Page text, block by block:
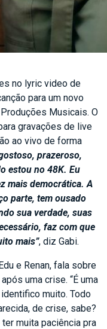
no lyric video de
para um novo
Musicais. O
gravações de live
ao vivo de forma
prazeroso,
estou no 48K. Eu
mais democrática. A
parte, tem ousado
sua verdade, suas
faz com que
mais”, diz Gabi.
e Renan, fala sobre
uma crise. “É uma
muito. Todo
de crise, sabe?
muita paciência pra